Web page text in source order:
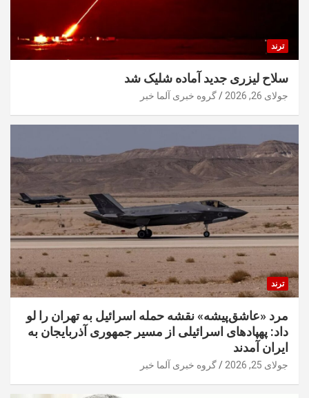
ترند
سلاح لیزری جدید آماده شلیک شد
جولای 26, 2026 گروه خبری آلما خبر
ترند
مرد «عاشق‌پیشه» نقشه حمله اسرائیل به تهران را لو
داد: پهپادهای اسرائیلی از مسیر جمهوری آذربایجان به
ایران آمدند
جولای 25, 2026 گروه خبری آلما خبر